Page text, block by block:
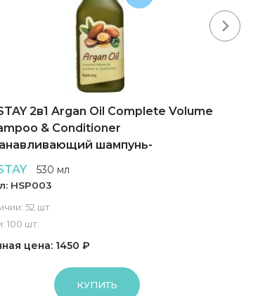
2в1 Argan Oil Complete Volume
& Conditioner
шампунь-
530 мл
HSP003
52 шт.
100 шт.
цена: 1450 ₽
КУПИТЬ
Next